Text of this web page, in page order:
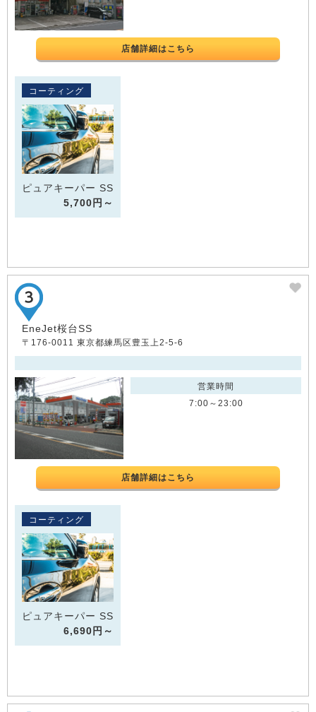
店舗詳細はこちら
コーティング
ピュアキーパー SS
5,700円～
EneJet桜台SS
〒176-0011 東京都練馬区豊玉上2-5-6
営業時間
7:00～23:00
店舗詳細はこちら
コーティング
ピュアキーパー SS
6,690円～